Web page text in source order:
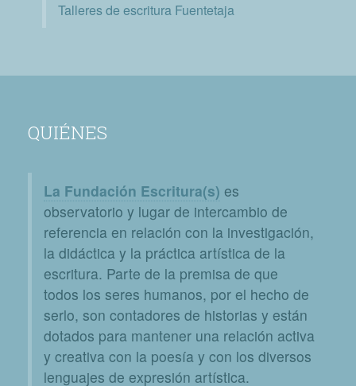
Talleres de escritura Fuentetaja
QUIÉNES
La Fundación Escritura(s) es
observatorio y lugar de intercambio de
referencia en relación con la investigación,
la didáctica y la práctica artística de la
escritura. Parte de la premisa de que
todos los seres humanos, por el hecho de
serlo, son contadores de historias y están
dotados para mantener una relación activa
y creativa con la poesía y con los diversos
lenguajes de expresión artística.